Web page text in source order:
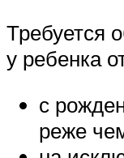
Требуется
у ребенка
с
реже